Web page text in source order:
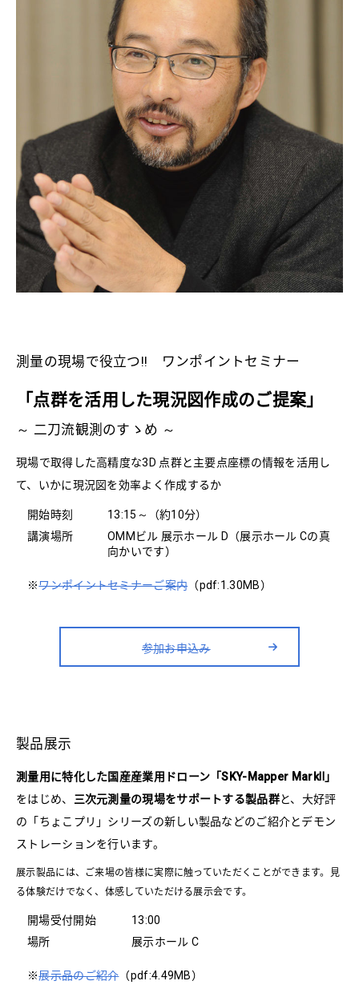
測量の現場で役立つ!! ワンポイントセミナー
「点群を活用した現況図作成のご提案」
～ 二刀流観測のすゝめ ～
現場で取得した高精度な3D 点群と主要点座標の情報を活用し
て、いかに現況図を効率よく作成するか
開始時刻
13:15～（約10分）
講演場所
OMMビル 展示ホール D（展示ホール Cの真
向かいです）
※ワンポイントセミナーご案内（pdf:1.30MB）
参加お申込み
製品展示
測量用に特化した国産産業用ドローン「SKY-Mapper MarkⅡ」
をはじめ、 三次元測量の現場をサポートする製品群と、大好評
の「ちょこプリ」シリーズの新しい製品などのご紹介とデモン
ストレーションを行います。
展示製品には、ご来場の皆様に実際に触っていただくことができます。見
る体験だけでなく、体感していただける展示会です。
開場受付開始
13:00
場所
展示ホール C
※展示品のご紹介（pdf:4.49MB）